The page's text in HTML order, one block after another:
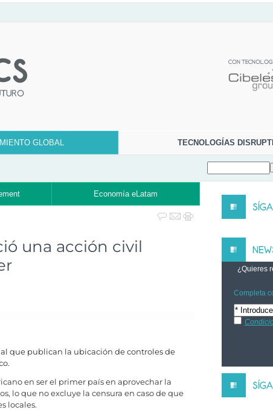
GLOBAL TECNOLOGÍAS
Economía eLatam
una acción civil
que publican la ubicación de controles de
en ser el primer país en aprovechar la
lo que no excluye la censura en caso de que
locales.
¿Quieres
Completa